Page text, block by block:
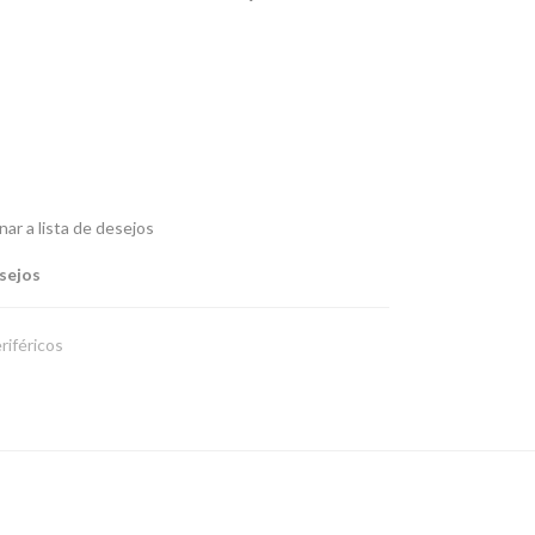
a lista de desejos